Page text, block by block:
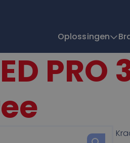
Oplossingen
PRO